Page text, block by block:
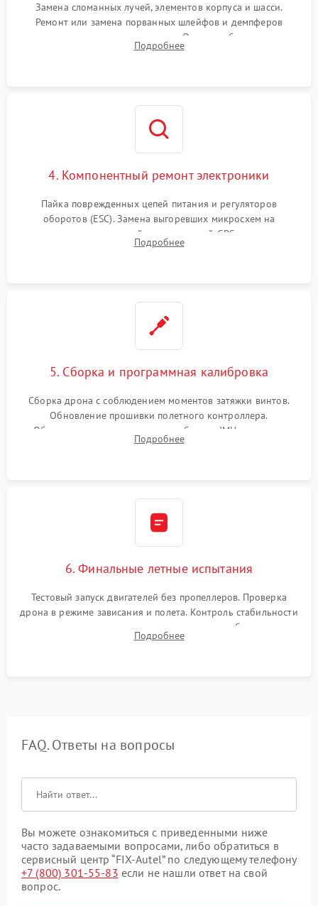
Замена сломанных лучей, элементов корпуса и шасси.
Ремонт или замена порванных шлейфов и демпферов
трехосевого подвеса камеры. Очистка объектива,
восстановление механизма фокусировки. Установка новых
Подробнее
4. Компонентный ремонт электроники
Пайка поврежденных цепей питания и регуляторов
оборотов (ESC). Замена выгоревших микросхем на
материнской плате, модулей GPS
Подробнее
5. Сборка и программная калибровка
Сборка дрона с соблюдением моментов затяжки винтов.
Обновление прошивки полетного контроллера.
Обязательная программная калибровка IMU-сенсоров,
компаса, датчиков позиционирования и горизонта подвеса
Подробнее
6. Финальные летные испытания
Тестовый запуск двигателей без пропеллеров. Проверка
дрона в режиме зависания и полета. Контроль стабильности
удержания точки, качества передачи видео, работы системы
возврата домой (RTH) и дальности радиосвязи.
Подробнее
FAQ. Ответы на вопросы
Вы можете ознакомиться с приведенными ниже
часто задаваемыми вопросами, либо обратиться в
сервисный центр “FIX-Autel” по следующему телефону
+7 (800) 301-55-83 если не нашли ответ на свой
вопрос.